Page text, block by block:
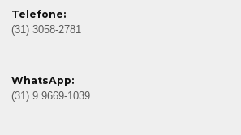
Telefone:
(31) 3058-2781
WhatsApp:
(31) 9 9669-1039